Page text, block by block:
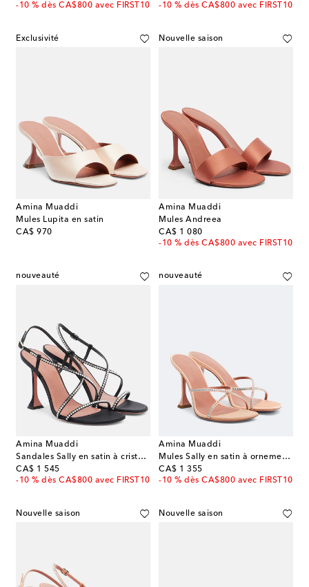
-10 % dès CA$800 avec FIRST10
-10 % dès CA$800 avec FIRST10
Exclusivité
Amina Muaddi
Mules Lupita en satin
CA$ 970
original price
Nouvelle saison
Amina Muaddi
Mules Andreea
CA$ 1 080
original price
-10 % dès CA$800 avec FIRST10
nouveauté
Amina Muaddi
Sandales Sally en satin à cristaux
CA$ 1 545
original price
-10 % dès CA$800 avec FIRST10
nouveauté
Amina Muaddi
Mules Sally en satin à ornements en cristal
CA$ 1 355
original price
-10 % dès CA$800 avec FIRST10
Nouvelle saison Nouvelle saison